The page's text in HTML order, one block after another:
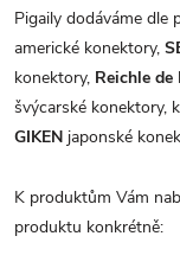
Pigaily dodáváme dle
americké konektory,
konektory, Reichle de
švýcarské konektory,
GIKEN japonské
K produktům Vám
produktu konkrétně: